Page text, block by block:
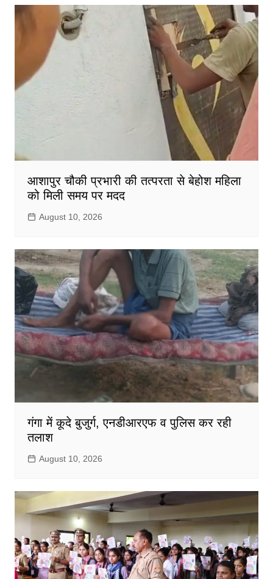
आशापुर चौकी प्रभारी की तत्परता से बेहोश महिला
को मिली समय पर मदद
August 10, 2026
गंगा में कूदे बुजुर्ग, एनडीआरएफ व पुलिस कर रही
तलाश
August 10, 2026